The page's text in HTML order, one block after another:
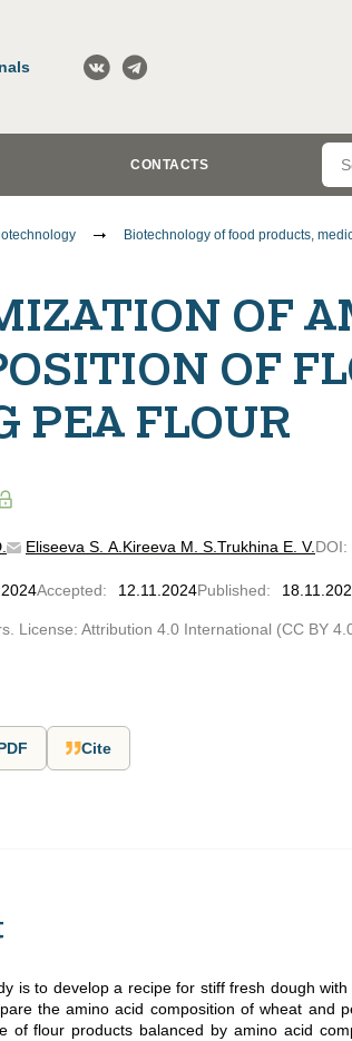
CONTACTS
Biotechnology of food products,
OF
OF
PEA FLOUR
Eliseeva S. A. Kireeva M. S. Trukhina E. V.DOI:
Accepted: 12.11.2024Published:
License: Attribution 4.0 International (CC BY
Cite
is to develop a recipe for stiff fresh dough
the amino acid composition of wheat and
of flour products balanced by amino acid